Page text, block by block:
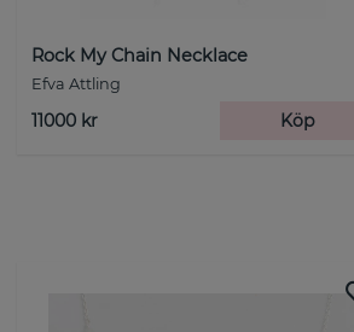
Rock My Chain Necklace
Efva Attling
11000 kr Köp